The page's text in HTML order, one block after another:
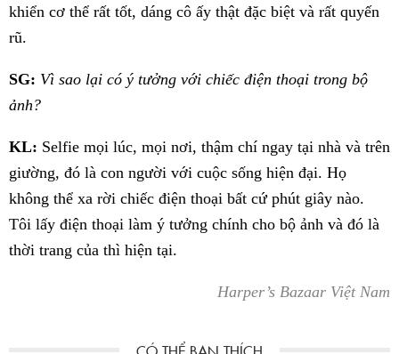
khiển cơ thể rất tốt, dáng cô ấy thật đặc biệt và rất quyến
rũ.
SG: Vì sao lại có ý tưởng với chiếc điện thoại trong bộ
ảnh?
KL: Selfie mọi lúc, mọi nơi, thậm chí ngay tại nhà và trên
giường, đó là con người với cuộc sống hiện đại. Họ
không thể xa rời chiếc điện thoại bất cứ phút giây nào.
Tôi lấy điện thoại làm ý tưởng chính cho bộ ảnh và đó là
thời trang của thì hiện tại.
Harper’s Bazaar Việt Nam